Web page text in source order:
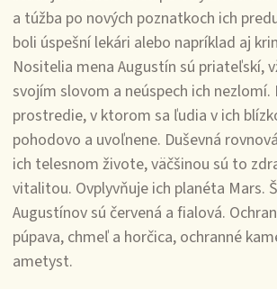
a túžba po nových poznatkoch ich
boli úspešní lekári alebo napríklad aj
Nositelia mena Augustín sú priateľskí,
svojím slovom a neúspech ich
prostredie, v ktorom sa ľudia v ich
pohodovo a uvoľnene. Duševná
ich telesnom živote, väčšinou sú to
vitalitou. Ovplyvňuje ich planéta Mars.
Augustínov sú červená a fialová.
púpava, chmeľ a horčica, ochranné
ametyst.